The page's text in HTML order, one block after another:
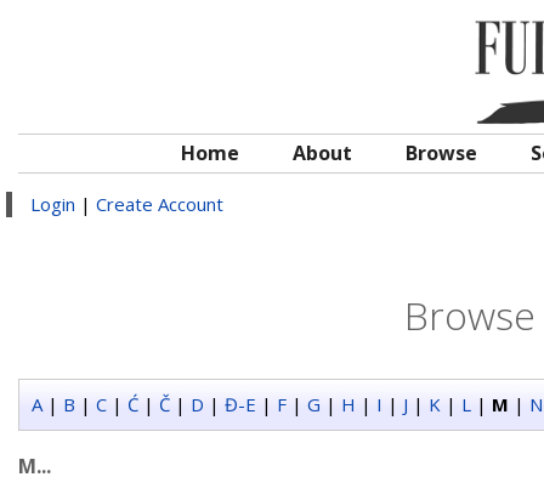
Home About Browse
Login | Create Account
A| B | C | Ć | Č | D | Đ-E | F | G | H | I | J | K | L | M | N
M...